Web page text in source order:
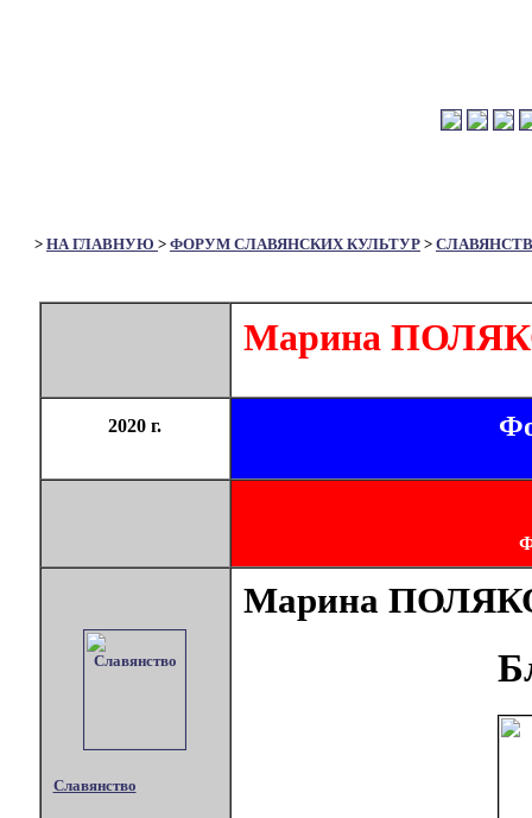
> НА ГЛАВНУЮ > ФОРУМ СЛАВЯНСКИХ КУЛЬТУР >
Марина
2020 г.
Славянство
Марина